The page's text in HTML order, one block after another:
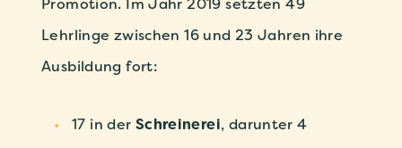
Promotion. Im Jahr 2019 setzten 49
Lehrlinge zwischen 16 und 23 Jahren ihre
Ausbildung fort:
17 in der Schreinerei, darunter 4